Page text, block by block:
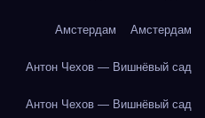
Амстердам Амстердам
Антон Чехов — Вишнёвый сад
Антон Чехов — Вишнёвый сад